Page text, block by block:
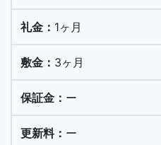
1ヶ月
3ヶ月
ー
ー